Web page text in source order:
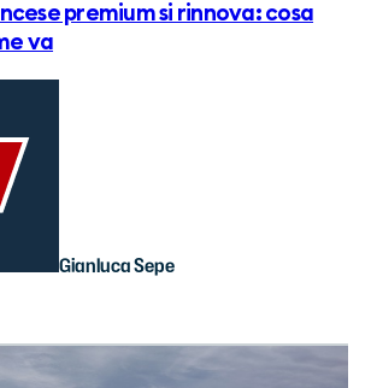
premium si rinnova: cosa
va
Gianluca Sepe